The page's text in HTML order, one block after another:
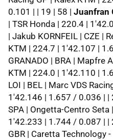
0.101 | | 19 | 58 | Juanfran
| TSR Honda | 220.4 |
| Jakub KORNFEIL | CZE |
KTM | 224.7 | 1'42.107 |
GRANADO | BRA | Mapfre
KTM | 224.0 | 1'42.110 |
LOI | BEL | Marc VDS
1'42.146 | 1.657 / 0.036 | |
SPA | Ongetta-Centro Seta
1'42.233 | 1.744 / 0.087 | |
GBR | Caretta Technology